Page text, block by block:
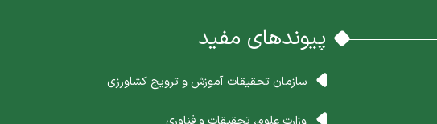
پیوندهای مفید
سازمان تحقیقات آموزش و ترویج کشاورزی